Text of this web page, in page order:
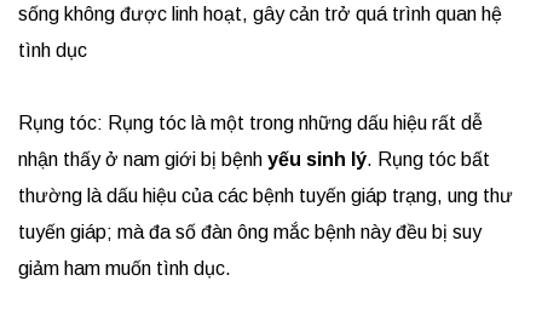
sống không được linh hoạt, gây cản trở quá trình quan hệ
tình dục
Rụng tóc: Rụng tóc là một trong những dấu hiệu rất dễ
nhận thấy ở nam giới bị bệnh yếu sinh lý. Rụng tóc bất
thường là dấu hiệu của các bệnh tuyến giáp trạng, ung thư
tuyến giáp; mà đa số đàn ông mắc bệnh này đều bị suy
giảm ham muốn tình dục.